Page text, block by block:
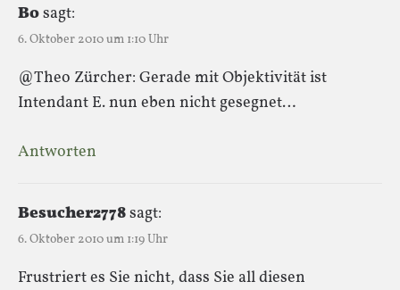
Bosagt:
6. Oktober 2010 um 1:10 Uhr
@Theo Zürcher: Gerade mit Objektivität ist
Intendant E. nun eben nicht gesegnet…
Antworten
Besucher2778sagt:
6. Oktober 2010 um 1:19 Uhr
Frustriert es Sie nicht, dass Sie all diesen